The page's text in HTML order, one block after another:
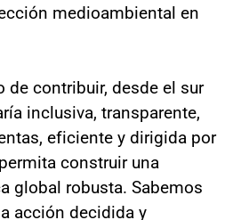
medioambiental en
de contribuir, desde el sur
inclusiva, transparente,
eficiente y dirigida por
construir una
global robusta. Sabemos
acción decidida y